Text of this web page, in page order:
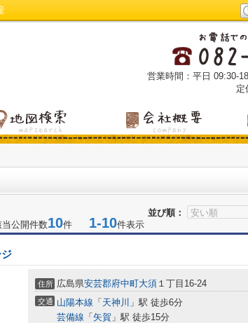
営業時間：平日 09:30-
定
並び順：
当公開件数10件 1-10件表示
ジ
住所 広島県安芸郡府中町大須 １丁目16-24
交通 山陽本線 「 天神川 」駅 徒歩6分
芸備線 「 矢賀 」駅 徒歩15分